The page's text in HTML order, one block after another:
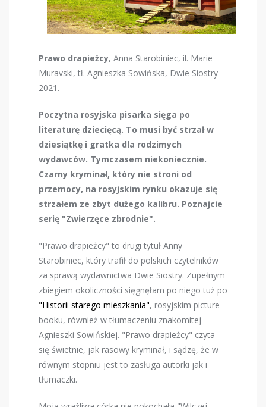
Prawo drapieżcy, Anna Starobiniec, il. Marie
Muravski, tł. Agnieszka Sowińska, Dwie Siostry
2021.
Poczytna rosyjska pisarka sięga po
literaturę dziecięcą. To musi być strzał w
dziesiątkę i gratka dla rodzimych
wydawców. Tymczasem niekoniecznie.
Czarny kryminał, który nie stroni od
przemocy, na rosyjskim rynku okazuje się
strzałem ze zbyt dużego kalibru. Poznajcie
serię "Zwierzęce zbrodnie".
"Prawo drapieżcy" to drugi tytuł Anny
Starobiniec, który trafił do polskich czytelników
za sprawą wydawnictwa Dwie Siostry. Zupełnym
zbiegiem okoliczności sięgnęłam po niego tuż po
"Historii starego mieszkania", rosyjskim picture
booku, również w tłumaczeniu znakomitej
Agnieszki Sowińskiej. "Prawo drapieżcy" czyta
się świetnie, jak rasowy kryminał, i sądzę, że w
równym stopniu jest to zasługa autorki jak i
tłumaczki.